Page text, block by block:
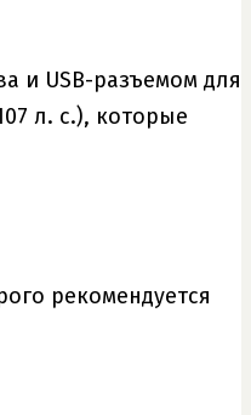
и USB-разъемом для
л. с.), которые
рекомендуется